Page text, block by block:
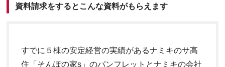
資料請求をするとこんな資料がもらえます
すでに５棟の安定経営の実績があるナミキのサ高
住「そんぽの家s」のパンフレットとナミキの会社